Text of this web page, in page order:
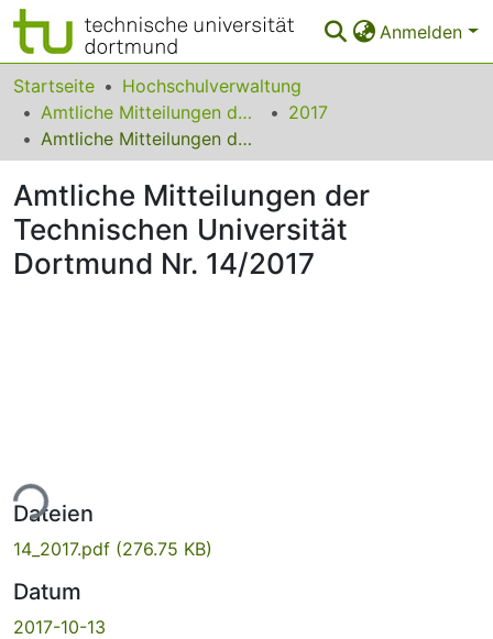
Anmelden
Bereiche & Sammlungen
Das gesamte Repositorium
FAQ
Leitlinien
Startseite
Hochschulverwaltung
Amtliche Mitteilungen der Technischen Universität Dortmund
2017
Amtliche Mitteilungen der Technischen Universität Dortmund Nr. 14/2017
Amtliche Mitteilungen der
Technischen Universität
Dortmund Nr. 14/2017
Dateien
14_2017.pdf (276.75 KB)
Datum
2017-10-13